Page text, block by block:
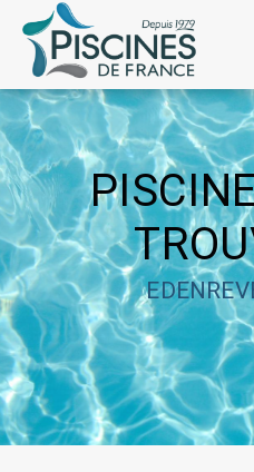
Panneau de gestion des cookies